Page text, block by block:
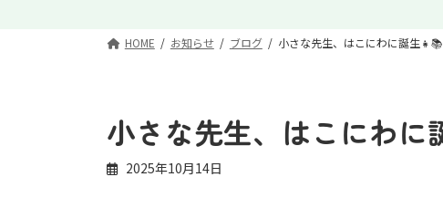
HOME お知らせ ブログ 小さな先生、はこにわに誕生👧📚
小さな先生、はこにわに
2025年10月14日